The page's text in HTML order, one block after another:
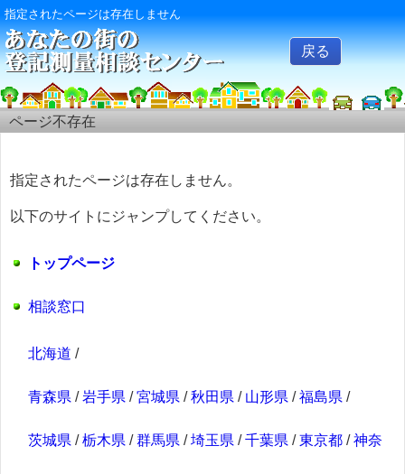
指定されたページは存在しません
戻る
ページ不存在
指定されたページは存在しません。
以下のサイトにジャンプしてください。
トップページ
相談窓口
北海道 /
青森県 /岩手県 /宮城県 /秋田県 / 山形県 /福島県 /
茨城県 /栃木県 /群馬県 /埼玉県 /千葉県 /東京都 /神奈